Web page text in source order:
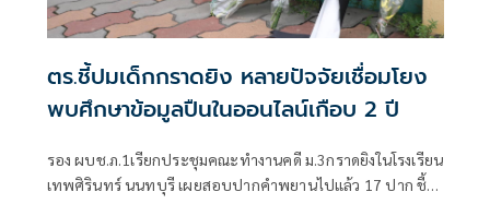
ตร.ชี้ปมเด็กกราดยิง หลายปัจจัยเชื่อมโยง
พบศึกษาข้อมูลปืนในออนไลน์เกือบ 2 ปี
รอง ผบช.ภ.1เรียกประชุมคณะทำงานคดี ม.3กราดยิงในโรงเรียน
เทพศิรินทร์ นนทบุรี เผยสอบปากคำพยานไปแล้ว 17 ปาก ชี้